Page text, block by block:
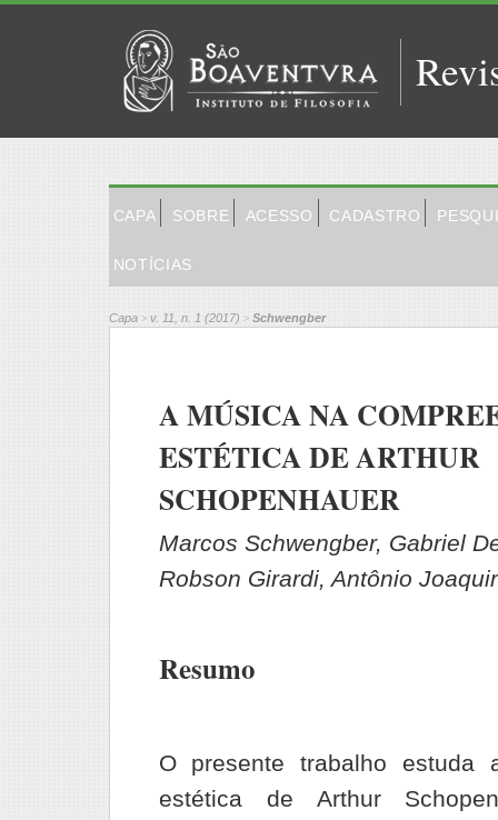
CAPA SOBRE ACESSO CADASTRO
NOTÍCIAS
Capa > v. 11, n. 1 (2017) > Schwengber
A MÚSICA NA
ESTÉTICA DE ARTHUR
SCHOPENHAUER
Marcos Schwengber, Gabriel
Robson Girardi, Antônio
Resumo
O presente trabalho estuda
estética de Arthur